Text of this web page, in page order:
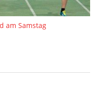
am Samstag